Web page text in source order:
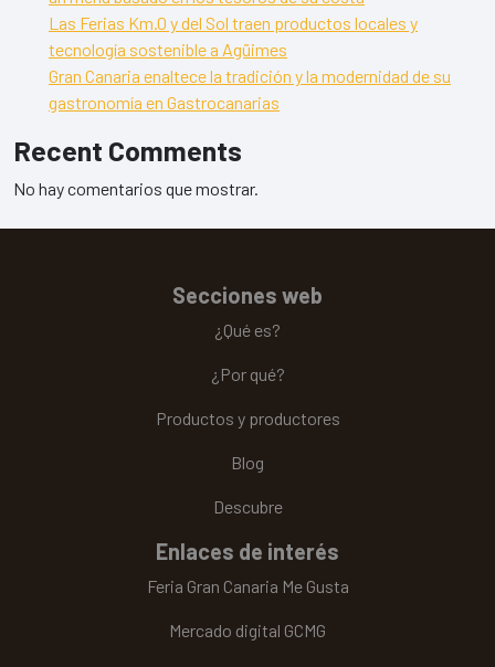
Las Ferias Km.0 y del Sol traen productos locales y
tecnología sostenible a Agüimes
Gran Canaria enaltece la tradición y la modernidad de su
gastronomía en Gastrocanarias
Recent Comments
No hay comentarios que mostrar.
Secciones web
¿Qué es?
¿Por qué?
Productos y productores
Blog
Descubre
Enlaces de interés
Feria Gran Canaria Me Gusta
Mercado digital GCMG